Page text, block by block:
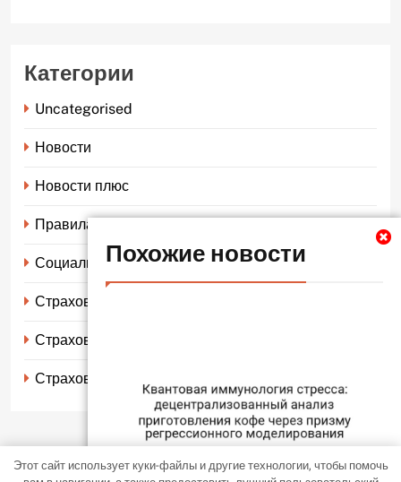
Похожие новости
Категории
Uncategorised
Новости
Новости плюс
Правила страхования
Социальное страхование
Страхование автомобиля
Страхование жизни
Страхование имущества
LocalNews - современная тема WordPress. Все права защищены
Этот сайт использует куки-файлы и другие технологии, чтобы помочь